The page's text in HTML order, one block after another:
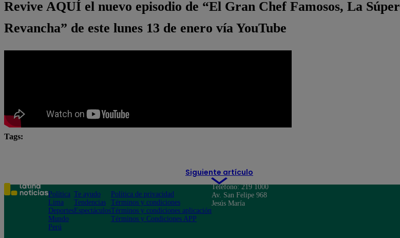
Revive AQUÍ el nuevo episodio de “El Gran Chef Famosos, La Súper
Revancha” de este lunes 13 de enero vía YouTube
Tags:
Siguiente artículo
Política
Lima
Deportes
Mundo
Perú
Te ayudo
Tendencias
Espectáculos
Política de privacidad
Términos y condiciones
Términos y condiciones aplicación
Términos y Condiciones APP
Teléfono: 219 1000
Av. San Felipe 968
Jesús María